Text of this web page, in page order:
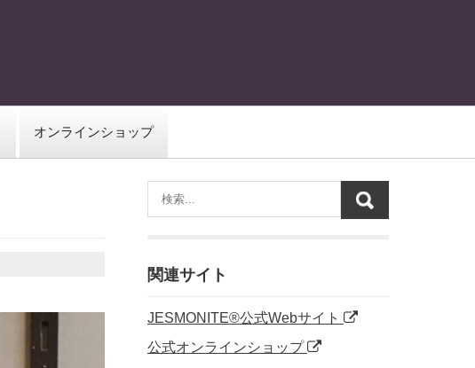
オンラインショップ
関連サイト
JESMONITE®公式Webサイト
公式オンラインショップ